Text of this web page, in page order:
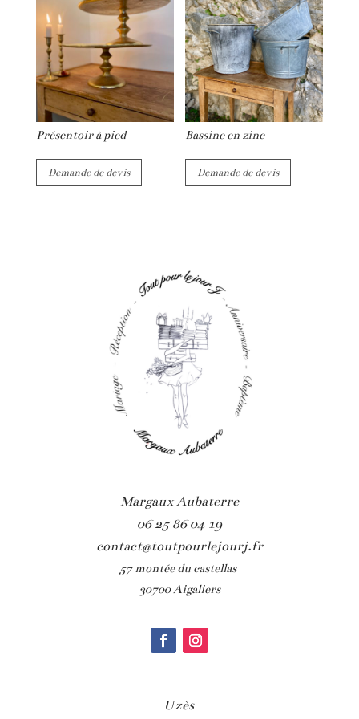
Présentoir à pied
Demande de devis
Bassine en zinc
Demande de devis
Margaux Aubaterre
06 25 86 04 19
contact@toutpourlejourj.fr
57 montée du castellas
30700 Aigaliers
Uzès